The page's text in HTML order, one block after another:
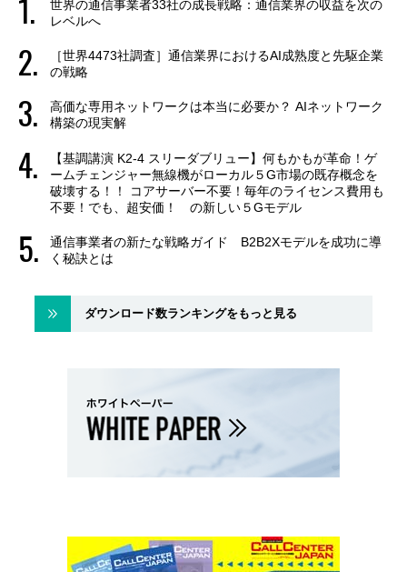
世界の通信事業者33社の成長戦略：通信業界の収益を次の
レベルへ
［世界4473社調査］通信業界におけるAI成熟度と先駆企業
の戦略
高価な専用ネットワークは本当に必要か？ AIネットワーク
構築の現実解
【基調講演 K2-4 スリーダブリュー】何もかもが革命！ゲ
ームチェンジャー無線機がローカル５G市場の既存概念を
破壊する！！ コアサーバー不要！毎年のライセンス費用も
不要！でも、超安価！ の新しい５Gモデル
通信事業者の新たな戦略ガイド B2B2Xモデルを成功に導
く秘訣とは
ダウンロード数ランキングをもっと見る